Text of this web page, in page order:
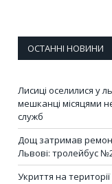
ОСТАННІ НОВИНИ
Лисиці оселилися у
мешканці місяцями
служб
Дощ затримав
Львові: тролейбус
Укриття на